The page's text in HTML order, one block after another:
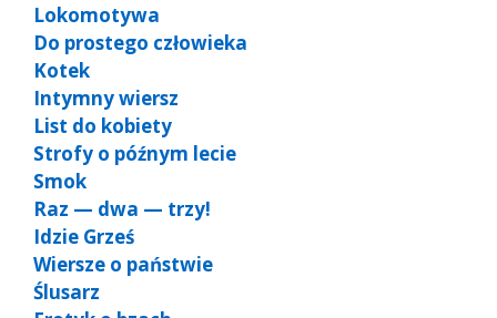
Lokomotywa
Do prostego człowieka
Kotek
Intymny wiersz
List do kobiety
Strofy o późnym lecie
Smok
Raz — dwa — trzy!
Idzie Grześ
Wiersze o państwie
Ślusarz